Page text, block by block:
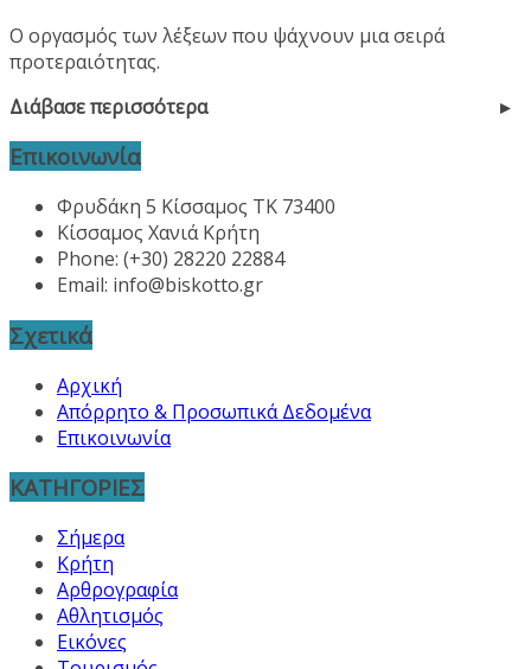
Ο οργασμός των λέξεων που ψάχνουν μια σειρά
προτεραιότητας.
Διάβασε περισσότερα
Επικοινωνία
Φρυδάκη 5 Κίσσαμος ΤΚ 73400
Κίσσαμος Χανιά Κρήτη
Phone: (+30) 28220 22884
Email: info@biskotto.gr
Σχετικά
Αρχική
Απόρρητο & Προσωπικά Δεδομένα
Επικοινωνία
ΚΑΤΗΓΟΡΙΕΣ
Σήμερα
Κρήτη
Αρθρογραφία
Αθλητισμός
Εικόνες